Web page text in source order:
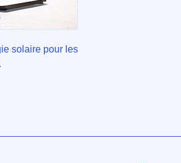
solaire pour les